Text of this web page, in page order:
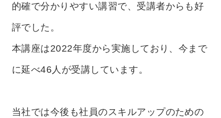
的確で分かりやすい講習で、受講者からも好
評でした。
本講座は2022年度から実施しており、今まで
に延べ46人が受講しています。
当社では今後も社員のスキルアップのための